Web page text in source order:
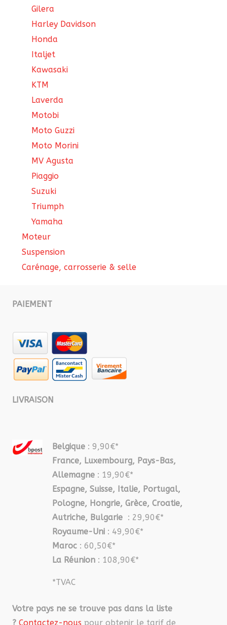
Gilera
Harley Davidson
Honda
Italjet
Kawasaki
KTM
Laverda
Motobi
Moto Guzzi
Moto Morini
MV Agusta
Piaggio
Suzuki
Triumph
Yamaha
Moteur
Suspension
Carénage, carrosserie & selle
PAIEMENT
LIVRAISON
Belgique : 9,90€*
France, Luxembourg, Pays-Bas,
Allemagne : 19,90€*
Espagne, Suisse, Italie, Portugal,
Pologne, Hongrie, Grèce, Croatie,
Autriche, Bulgarie : 29,90€*
Royaume-Uni : 49,90€*
Maroc : 60,50€*
La Réunion : 108,90€*
*TVAC
Votre pays ne se trouve pas dans la liste
? Contactez-nous pour obtenir le tarif de